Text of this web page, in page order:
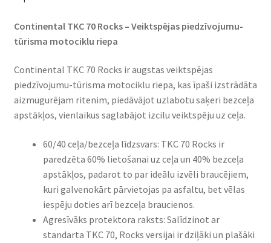
Continental TKC 70 Rocks – Veiktspējas piedzīvojumu-
tūrisma motociklu riepa
Continental TKC 70 Rocks ir augstas veiktspējas
piedzīvojumu-tūrisma motociklu riepa, kas īpaši izstrādāta
aizmugurējam ritenim, piedāvājot uzlabotu saķeri bezceļa
apstākļos, vienlaikus saglabājot izcilu veiktspēju uz ceļa.
60/40 ceļa/bezceļa līdzsvars: TKC 70 Rocks ir
paredzēta 60% lietošanai uz ceļa un 40% bezceļa
apstākļos, padarot to par ideālu izvēli braucējiem,
kuri galvenokārt pārvietojas pa asfaltu, bet vēlas
iespēju doties arī bezceļa braucienos.
Agresīvāks protektora raksts: Salīdzinot ar
standarta TKC 70, Rocks versijai ir dziļāki un plašāki